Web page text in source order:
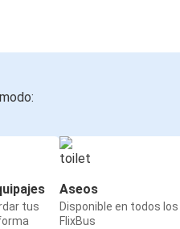
tus
Aseos
Disponible en todos los
FlixBus